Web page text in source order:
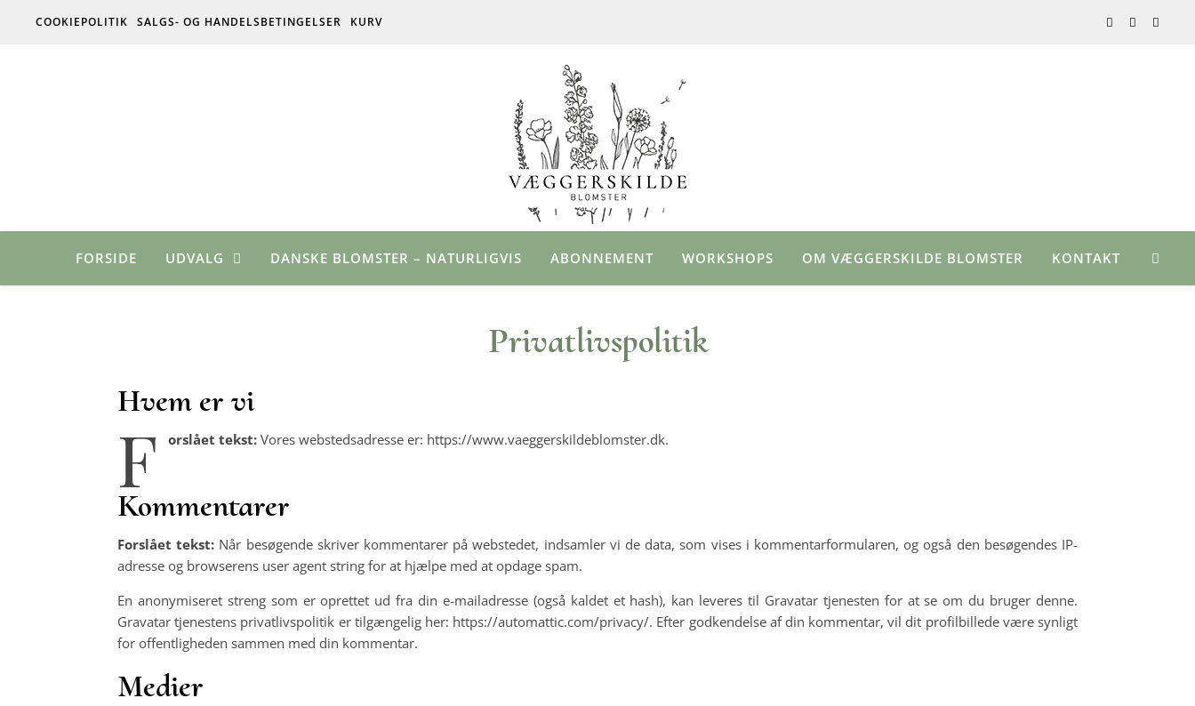
COOKIEPOLITIK SALGS- OG HANDELSBETINGELSER KURV
FORSIDE UDVALG DANSKE BLOMSTER – NATURLIGVIS ABONNEMENT WORKSHOPS OM VÆGGERSKILDE BLOMSTER KONTAKT
Privatlivspolitik
Hvem er vi
F orslået tekst: Vores webstedsadresse er: https://www.vaeggerskildeblomster.dk.
Kommentarer
Forslået tekst: Når besøgende skriver kommentarer på webstedet, indsamler vi de data, som vises i kommentarformularen, og også den besøgendes IP-
adresse og browserens user agent string for at hjælpe med at opdage spam.
En anonymiseret streng som er oprettet ud fra din e-mailadresse (også kaldet et hash), kan leveres til Gravatar tjenesten for at se om du bruger denne.
Gravatar tjenestens privatlivspolitik er tilgængelig her: https://automattic.com/privacy/. Efter godkendelse af din kommentar, vil dit profilbillede være synligt
for offentligheden sammen med din kommentar.
Medier